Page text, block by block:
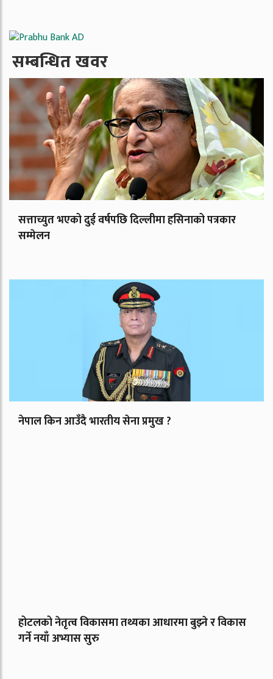
सम्बन्धित खवर
सत्ताच्युत भएको दुई वर्षपछि दिल्लीमा हसिनाको पत्रकार
सम्मेलन
नेपाल किन आउँदै भारतीय सेना प्रमुख ?
होटलको नेतृत्व विकासमा तथ्यका आधारमा बुझ्ने र विकास
गर्ने नयाँ अभ्यास सुरु